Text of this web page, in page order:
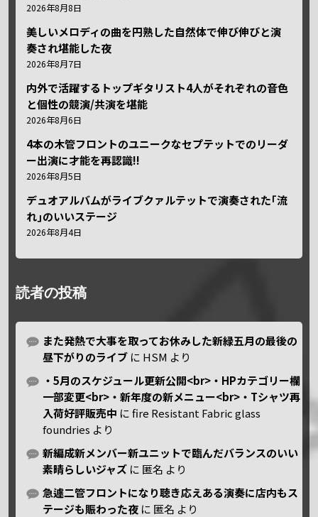
2026年8月8日
美しいメロディの曲を円熟した自然体で伸び伸びと演
奏され堪能した夜
2026年8月7日
内外で活躍するトップギタリスト4人がそれぞれの音色
と個性の競演/共演を堪能
2026年8月6日
4本の木管フロントのユニークなセプテットでのリーダ
ー出演に才能を再認識!!
2026年8月5日
デュオアルバムがライブクァルテットで演奏された｢流
れ｣のいいステージ
2026年8月4日
読者の投稿
また発熱で大事を取ってお休みした新緑五月の最後の
昼下がりのライブ に HSM より
・5月のスケジュール更新公開<br>・HPカテゴリー欄
一部変更<br>・新年度の新メニュー<br>・Tシャツ再
入荷好評販売中 にfire Resistant Fabric glass
foundries より
新編成新メンバー新ユニットで臨んだバランスのいい
素晴らしいジャズ に 匿名 より
急遽二管フロントになり聴き応えある演奏に店内もス
テージも賑わった夜 に 匿名 より